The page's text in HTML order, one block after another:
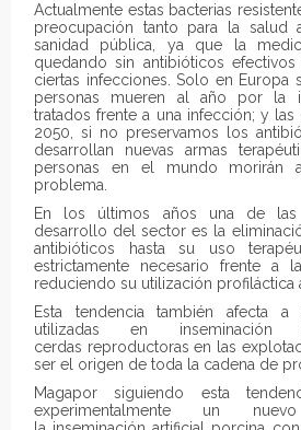
Actualmente estas bacterias
preocupación tanto para la salud
sanidad pública, ya que la
quedando sin antibióticos
ciertas infecciones. Solo en Europa
personas mueren al año por la
tratados frente a una infección; y las
2050, si no preservamos los
desarrollan nuevas armas
personas en el mundo morirán
problema.
En los últimos años una de las
desarrollo del sector es la
antibióticos hasta su uso
estrictamente necesario frente a
reduciendo su utilización profiláctica
Esta tendencia también afecta a
utilizadas en
cerdas reproductoras en las
ser el origen de toda la cadena de
Magapor siguiendo esta
experimentalmente un